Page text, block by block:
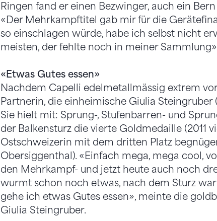
Ringen fand er einen Bezwinger, auch ein
«Der Mehrkampftitel gab mir für die
so einschlagen würde, habe ich selbst nicht
meisten, der fehlte noch in meiner
«Etwas Gutes essen»
Nachdem Capelli edelmetallmässig extrem
Partnerin, die einheimische Giulia Steingruber
Sie hielt mit: Sprung-, Stufenbarren- und
der Balkensturz die vierte Goldmedaille (2011
Ostschweizerin mit dem dritten Platz
Obersiggenthal). «Einfach mega, mega cool,
den Mehrkampf- und jetzt heute auch noch
wurmt schon noch etwas, nach dem Sturz
gehe ich etwas Gutes essen», meinte die
Giulia Steingruber.